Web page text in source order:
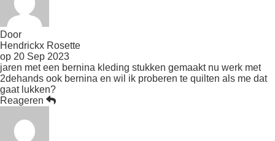
Door
Hendrickx Rosette
op 20 Sep 2023
jaren met een bernina kleding stukken gemaakt nu werk met
2dehands ook bernina en wil ik proberen te quilten als me dat
gaat lukken?
Reageren